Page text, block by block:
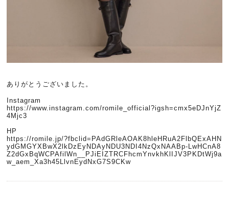
ありがとうございました。
Instagram
https://www.instagram.com/romile_official?igsh=cmx5eDJnYjZ
4Mjc3
HP
https://romile.jp/?fbclid=PAdGRleAOAK8hleHRuA2FlbQExAHN
ydGMGYXBwX2lkDzEyNDAyNDU3NDI4NzQxNAABp-LwHCnA8
Z2dGxBqWCPAfilWn__PJiEIZTRCFhcmYnvkhKlIJV3PKDtWj9a
w_aem_Xa3h45LlvnEydNxG7S9CKw